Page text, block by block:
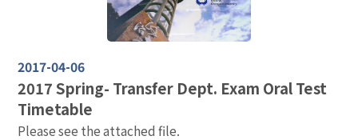
2017-04-06
2017Spring- Transfer Dept. Exam Oral Test
Timetable
Please see the attached file.